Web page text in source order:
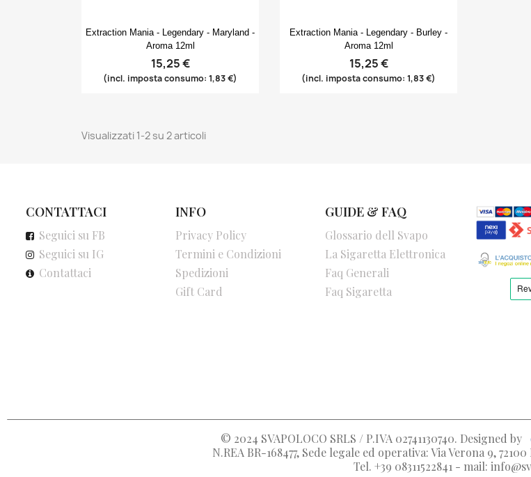
Anteprima
Extraction Mania - Legendary - Maryland -
Aroma 12ml
15,25 €
(incl. imposta consumo: 1,83 €)
Anteprima
Extraction Mania - Legendary - Burley -
Aroma 12ml
15,25 €
(incl. imposta consumo: 1,83 €)
Visualizzati 1-2 su 2 articoli
CONTATTACI
Seguici su FB
Seguici su IG
Contattaci
INFO
Privacy Policy
Termini e Condizioni
Spedizioni
Gift Card
GUIDE & FAQ
Glossario dell Svapo
La Sigaretta Elettronica
Faq Generali
Faq Sigaretta
© 2024 SVAPOLOCO SRLS / P.IVA 02741130740. Designed by
N.REA BR-168477, Sede legale ed operativa: Via Verona 9,
Tel. +39 08311522841 - mail: